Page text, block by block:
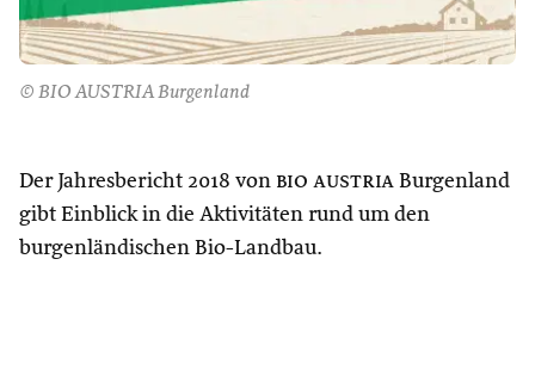
© BIO AUSTRIA Burgenland
Der Jahresbericht 2018 von bio austria Burgenland
gibt Einblick in die Aktivitäten rund um den
burgenländischen Bio-Landbau.